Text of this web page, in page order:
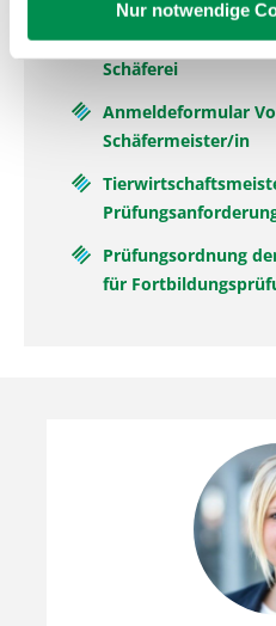
Nur notwendige
Informationen
Meisterprüfung
Schäferei
Anmeldeformular
Schäfermeister/in
Prüfungsordnung
für